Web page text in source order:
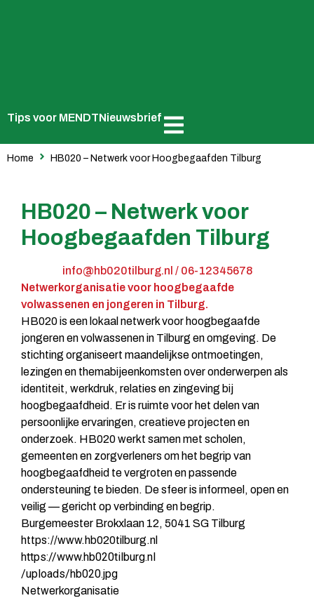
Tips voor MENDTNieuwsbrief
Home HB020 – Netwerk voor Hoogbegaafden Tilburg
HB020 – Netwerk voor
Hoogbegaafden Tilburg
info@hb020tilburg.nl / 06-12345678
Netwerkorganisatie voor hoogbegaafde
volwassenen en jongeren in Tilburg.
HB020 is een lokaal netwerk voor hoogbegaafde
jongeren en volwassenen in Tilburg en omgeving. De
stichting organiseert maandelijkse ontmoetingen,
lezingen en themabijeenkomsten over onderwerpen als
identiteit, werkdruk, relaties en zingeving bij
hoogbegaafdheid. Er is ruimte voor het delen van
persoonlijke ervaringen, creatieve projecten en
onderzoek. HB020 werkt samen met scholen,
gemeenten en zorgverleners om het begrip van
hoogbegaafdheid te vergroten en passende
ondersteuning te bieden. De sfeer is informeel, open en
veilig — gericht op verbinding en begrip.
Burgemeester Brokxlaan 12, 5041 SG Tilburg
https://www.hb020tilburg.nl
https://www.hb020tilburg.nl
/uploads/hb020.jpg
Netwerkorganisatie